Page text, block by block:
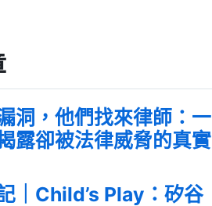
洞，他們找來律師：一
露卻被法律威脅的真實
｜Child’s Play：矽谷